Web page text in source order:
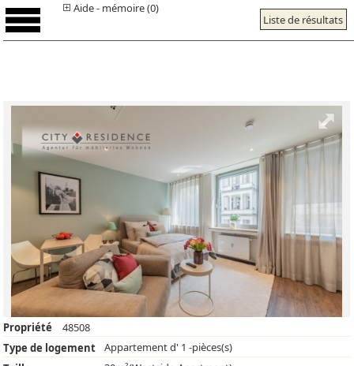
Liste de résultats
Aide - mémoire (0)
Propriété
48508
Type de logement
Appartement d' 1 -pièces(s)